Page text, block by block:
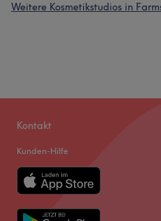
Weitere Kosmetikstudios in
Kontakt
Kunden-Hilfe